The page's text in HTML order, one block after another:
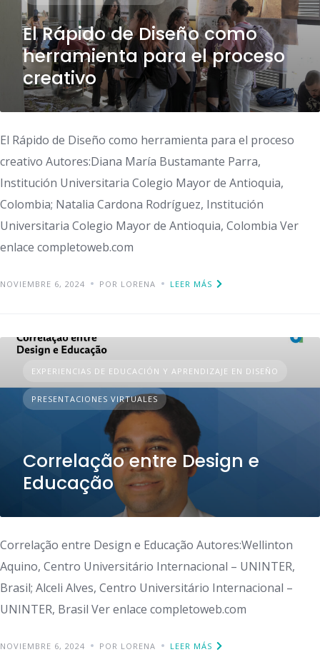
El Rápido de Diseño como
herramienta para el proceso
creativo
El Rápido de Diseño como herramienta para el proceso
creativo Autores:Diana María Bustamante Parra,
Institución Universitaria Colegio Mayor de Antioquia,
Colombia; Natalia Cardona Rodríguez, Institución
Universitaria Colegio Mayor de Antioquia, Colombia Ver
enlace completoweb.com
NOVIEMBRE 6, 2024 POR LORENA LEER MÁS
EXPERIENCIAS DE EDUCACIÓN Y APRENDIZAJE EN DISEÑO
PRESENTACIONES VIRTUALES
Correlação entre Design e
Educação
Correlação entre Design e Educação Autores:Wellinton
Aquino, Centro Universitário Internacional – UNINTER,
Brasil; Alceli Alves, Centro Universitário Internacional –
UNINTER, Brasil Ver enlace completoweb.com
NOVIEMBRE 6, 2024 POR LORENA LEER MÁS